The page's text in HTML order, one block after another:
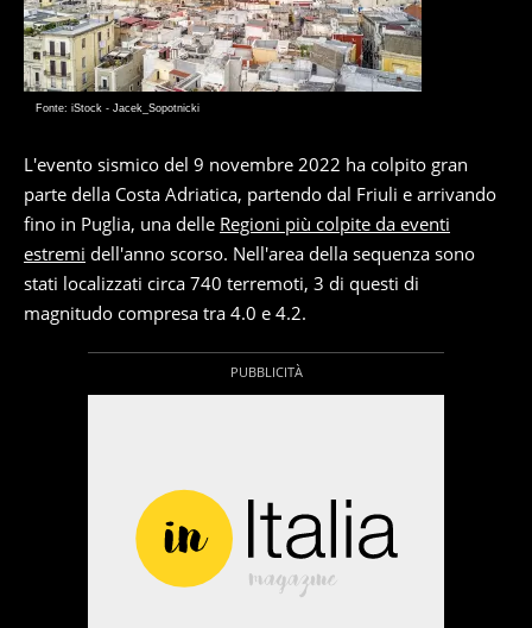
Fonte: iStock - Jacek_Sopotnicki
L'evento sismico del 9 novembre 2022 ha colpito gran
parte della Costa Adriatica, partendo dal Friuli e arrivando
fino in Puglia, una delle Regioni più colpite da eventi
estremi dell'anno scorso. Nell'area della sequenza sono
stati localizzati circa 740 terremoti, 3 di questi di
magnitudo compresa tra 4.0 e 4.2.